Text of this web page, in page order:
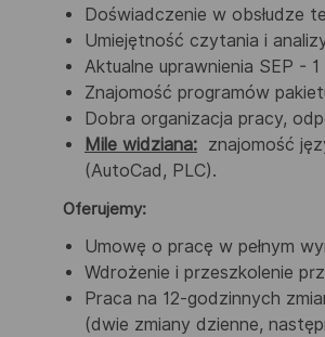
Doświadczenie w obsłudze
Umiejętność czytania i
Aktualne uprawnienia SEP - 1
Znajomość programów
Dobra organizacja pracy,
Mile widziana: znajomość
(AutoCad, PLC).
Oferujemy:
Umowę o pracę w pełnym
Wdrożenie i przeszkolenie
Praca na 12-godzinnych
(dwie zmiany dzienne,